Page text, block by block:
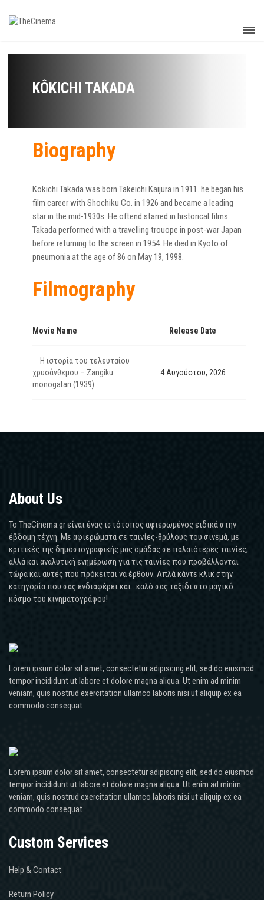
KÔKICHI TAKADA
Biography
Kokichi Takada was born Takeichi Kaijura in 1911. he began his
film career with Shochiku Co. in 1926 and became a leading
star in the mid-1930s. He oftend starred in historical films.
Takada performed with a travelling trouope in post-war Japan
before returning to the screen in 1954. He died in Kyoto of
pneumonia at the age of 86 on May 19, 1998.
Filmography
Movie Name Release Date
Η ιστορία του τελευταίου
χρυσάνθεμου – Zangiku
monogatari (1939)
4 Αυγούστου, 2026
About Us
Το TheCinema.gr είναι ένας ιστότοπος αφιερωμένος ειδικά στην
έβδομη τέχνη. Με αφιερώματα σε ταινίες-θρύλους του σινεμά, με
κριτικές της δημοσιογραφικής μας ομάδας σε παλαιότερες ταινίες,
αλλά και αναλυτική ενημέρωση για τις ταινίες που προβάλλονται
τώρα και αυτές που πρόκειται να έρθουν. Απλά κάντε κλικ στην
κατηγορία που σας ενδιαφέρει και...καλό σας ταξίδι στο μαγικό
κόσμο του κινηματογράφου!
Lorem ipsum dolor sit amet, consectetur adipiscing elit, sed do eiusmod
tempor incididunt ut labore et dolore magna aliqua. Ut enim ad minim
veniam, quis nostrud exercitation ullamco laboris nisi ut aliquip ex ea
commodo consequat
Lorem ipsum dolor sit amet, consectetur adipiscing elit, sed do eiusmod
tempor incididunt ut labore et dolore magna aliqua. Ut enim ad minim
veniam, quis nostrud exercitation ullamco laboris nisi ut aliquip ex ea
commodo consequat
Custom Services
Help & Contact
Return Policy